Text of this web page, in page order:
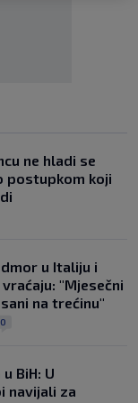
ne hladi se
postupkom koji
u Italiju i
"Mjesečni
na trećinu"
0
BiH: U
navijali za